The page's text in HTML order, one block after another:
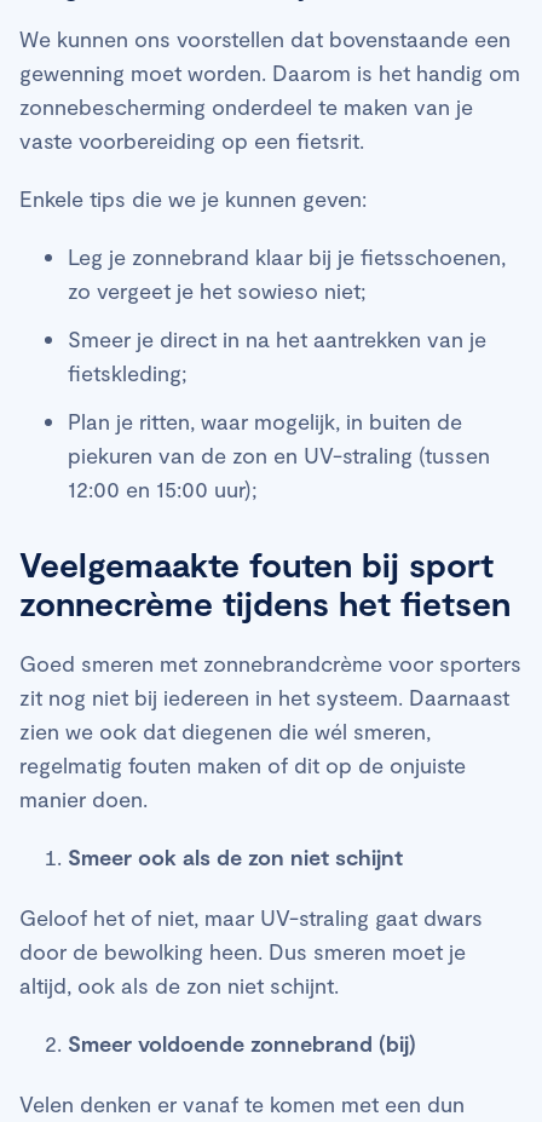
We kunnen ons voorstellen dat bovenstaande een
gewenning moet worden. Daarom is het handig om
zonnebescherming onderdeel te maken van je
vaste voorbereiding op een fietsrit.
Enkele tips die we je kunnen geven:
Leg je zonnebrand klaar bij je fietsschoenen,
zo vergeet je het sowieso niet;
Smeer je direct in na het aantrekken van je
fietskleding;
Plan je ritten, waar mogelijk, in buiten de
piekuren van de zon en UV-straling (tussen
12:00 en 15:00 uur);
Veelgemaakte fouten bij sport
zonnecrème tijdens het fietsen
Goed smeren met zonnebrandcrème voor sporters
zit nog niet bij iedereen in het systeem. Daarnaast
zien we ook dat diegenen die wél smeren,
regelmatig fouten maken of dit op de onjuiste
manier doen.
Smeer ook als de zon niet schijnt
Geloof het of niet, maar UV-straling gaat dwars
door de bewolking heen. Dus smeren moet je
altijd, ook als de zon niet schijnt.
Smeer voldoende zonnebrand (bij)
Velen denken er vanaf te komen met een dun